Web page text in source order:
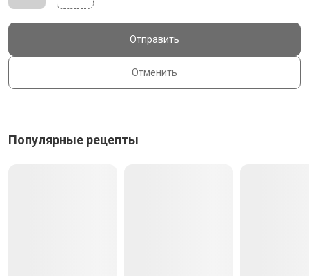
Отменить
Отправить
Популярные рецепты